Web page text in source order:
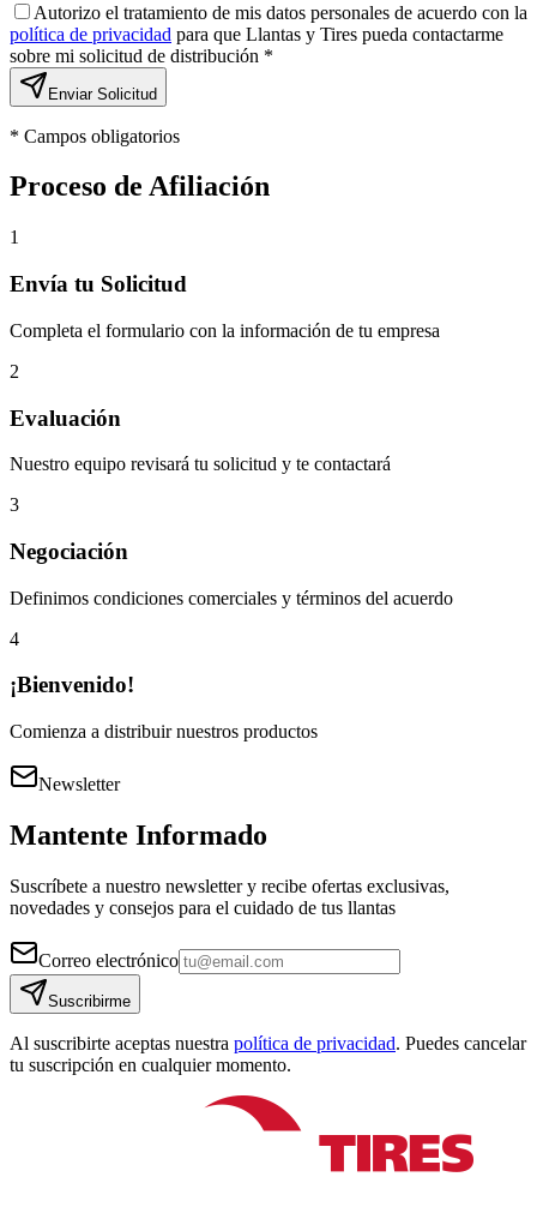
Autorizo el tratamiento de mis datos personales de acuerdo con la
política de privacidad para que Llantas y Tires pueda contactarme
sobre mi solicitud de distribución *
Enviar Solicitud
* Campos obligatorios
Proceso de Afiliación
1
Envía tu Solicitud
Completa el formulario con la información de tu empresa
2
Evaluación
Nuestro equipo revisará tu solicitud y te contactará
3
Negociación
Definimos condiciones comerciales y términos del acuerdo
4
¡Bienvenido!
Comienza a distribuir nuestros productos
Newsletter
Mantente Informado
Suscríbete a nuestro newsletter y recibe ofertas exclusivas,
novedades y consejos para el cuidado de tus llantas
Correo electrónico
Suscribirme
Al suscribirte aceptas nuestra política de privacidad. Puedes cancelar
tu suscripción en cualquier momento.